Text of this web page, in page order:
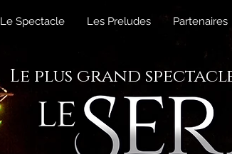
Le Spectacle Les Preludes Partenaires
Le plus grand